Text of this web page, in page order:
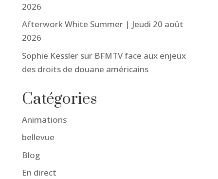
2026
Afterwork White Summer | Jeudi 20 août
2026
Sophie Kessler sur BFMTV face aux enjeux
des droits de douane américains
Catégories
Animations
bellevue
Blog
En direct